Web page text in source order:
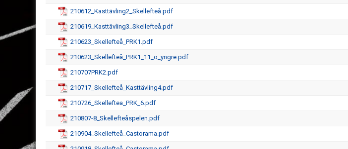
210612_Kasttävling2_Skellefteå.pdf
210619_Kasttävling3_Skellefteå.pdf
210623_Skellefteå_PRK1.pdf
210623_Skellefteå_PRK1_11_o_yngre.pdf
210707PRK2.pdf
210717_Skellefteå_Kasttävling4.pdf
210726_Skelleftea_PRK_6.pdf
210807-8_Skellefteåspelen.pdf
210904_Skellefteå_Castorama.pdf